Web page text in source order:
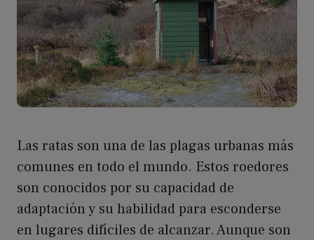
Las ratas son una de las plagas urbanas más
comunes en todo el mundo. Estos roedores
son conocidos por su capacidad de
adaptación y su habilidad para esconderse
en lugares difíciles de alcanzar. Aunque son